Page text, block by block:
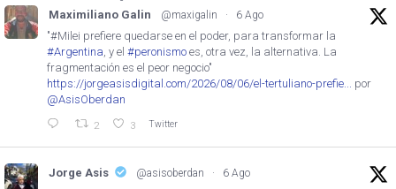
Maximiliano Galin @maxigalin · 6 Ago
"#Milei prefiere quedarse en el poder, para transformar la
#Argentina , y el #peronismo es, otra vez, la alternativa. La
fragmentación es el peor negocio"
https://jorgeasisdigital.com/2026/08/06/el-tertuliano-prefie...
por
@AsisOberdan
2 3 Twitter
Jorge Asis @asisoberdan · 6 Ago